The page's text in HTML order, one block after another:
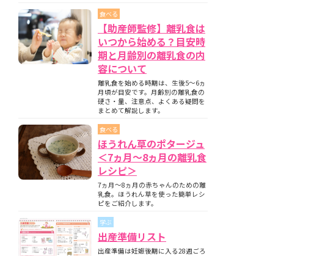
食べる
【助産師監修】離乳食は
いつから始める？目安時
期と月齢別の離乳食の内
容について
離乳食を始める時期は、生後5〜6ヵ
月頃が目安です。月齢別の離乳食の
硬さ・量、注意点、よくある疑問を
まとめて解説します。
食べる
ほうれん草のポタージュ
＜7ヵ月〜8ヵ月の離乳食
レシピ＞
7ヵ月～8ヵ月の赤ちゃんのための離
乳食。ほうれん草を使った簡単レシ
ピをご紹介します。
学ぶ
出産準備リスト
出産準備は妊娠後期に入る28週ごろ